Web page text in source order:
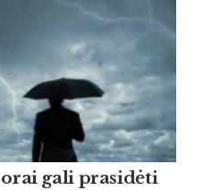
gali prasidėti